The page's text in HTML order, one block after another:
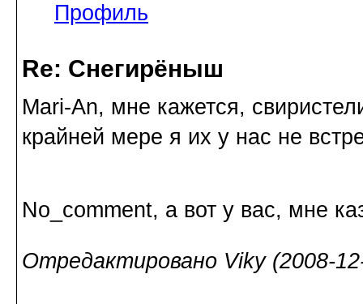
Профиль
Re: Снегирёныш
Mari-An, мне кажется,
крайней мере я их у нас не
No_comment, а вот у вас, мне
Отредактировано Viky (2008-